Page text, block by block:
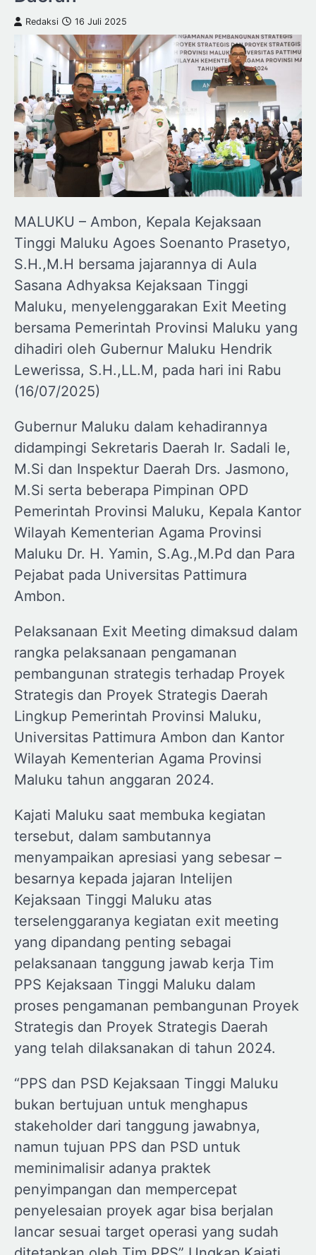
Redaksi 16 Juli 2025
MALUKU – Ambon, Kepala Kejaksaan
Tinggi Maluku Agoes Soenanto Prasetyo,
S.H.,M.H bersama jajarannya di Aula
Sasana Adhyaksa Kejaksaan Tinggi
Maluku, menyelenggarakan Exit Meeting
bersama Pemerintah Provinsi Maluku yang
dihadiri oleh Gubernur Maluku Hendrik
Lewerissa, S.H.,LL.M, pada hari ini Rabu
(16/07/2025)
Gubernur Maluku dalam kehadirannya
didampingi Sekretaris Daerah Ir. Sadali Ie,
M.Si dan Inspektur Daerah Drs. Jasmono,
M.Si serta beberapa Pimpinan OPD
Pemerintah Provinsi Maluku, Kepala Kantor
Wilayah Kementerian Agama Provinsi
Maluku Dr. H. Yamin, S.Ag.,M.Pd dan Para
Pejabat pada Universitas Pattimura
Ambon.
Pelaksanaan Exit Meeting dimaksud dalam
rangka pelaksanaan pengamanan
pembangunan strategis terhadap Proyek
Strategis dan Proyek Strategis Daerah
Lingkup Pemerintah Provinsi Maluku,
Universitas Pattimura Ambon dan Kantor
Wilayah Kementerian Agama Provinsi
Maluku tahun anggaran 2024.
Kajati Maluku saat membuka kegiatan
tersebut, dalam sambutannya
menyampaikan apresiasi yang sebesar –
besarnya kepada jajaran Intelijen
Kejaksaan Tinggi Maluku atas
terselenggaranya kegiatan exit meeting
yang dipandang penting sebagai
pelaksanaan tanggung jawab kerja Tim
PPS Kejaksaan Tinggi Maluku dalam
proses pengamanan pembangunan Proyek
Strategis dan Proyek Strategis Daerah
yang telah dilaksanakan di tahun 2024.
“PPS dan PSD Kejaksaan Tinggi Maluku
bukan bertujuan untuk menghapus
stakeholder dari tanggung jawabnya,
namun tujuan PPS dan PSD untuk
meminimalisir adanya praktek
penyimpangan dan mempercepat
penyelesaian proyek agar bisa berjalan
lancar sesuai target operasi yang sudah